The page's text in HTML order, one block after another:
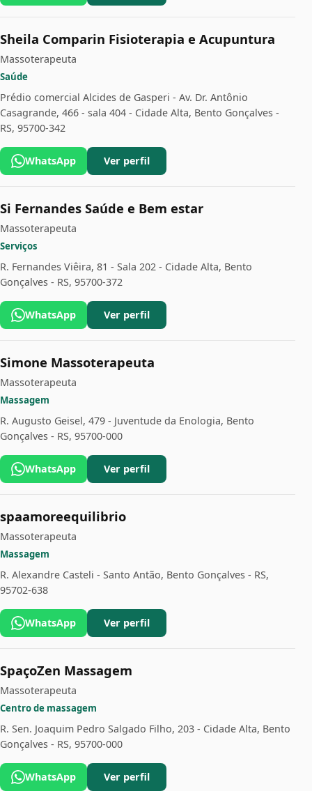
Sheila Comparin Fisioterapia e Acupuntura
Massoterapeuta
Saúde
Prédio comercial Alcides de Gasperi - Av. Dr. Antônio
Casagrande, 466 - sala 404 - Cidade Alta, Bento Gonçalves -
RS, 95700-342
WhatsApp Ver perfil
Si Fernandes Saúde e Bem estar
Massoterapeuta
Serviços
R. Fernandes Viêira, 81 - Sala 202 - Cidade Alta, Bento
Gonçalves - RS, 95700-372
WhatsApp Ver perfil
Simone Massoterapeuta
Massoterapeuta
Massagem
R. Augusto Geisel, 479 - Juventude da Enologia, Bento
Gonçalves - RS, 95700-000
WhatsApp Ver perfil
spaamoreequilibrio
Massoterapeuta
Massagem
R. Alexandre Casteli - Santo Antão, Bento Gonçalves - RS,
95702-638
WhatsApp Ver perfil
SpaçoZen Massagem
Massoterapeuta
Centro de massagem
R. Sen. Joaquim Pedro Salgado Filho, 203 - Cidade Alta, Bento
Gonçalves - RS, 95700-000
WhatsApp Ver perfil